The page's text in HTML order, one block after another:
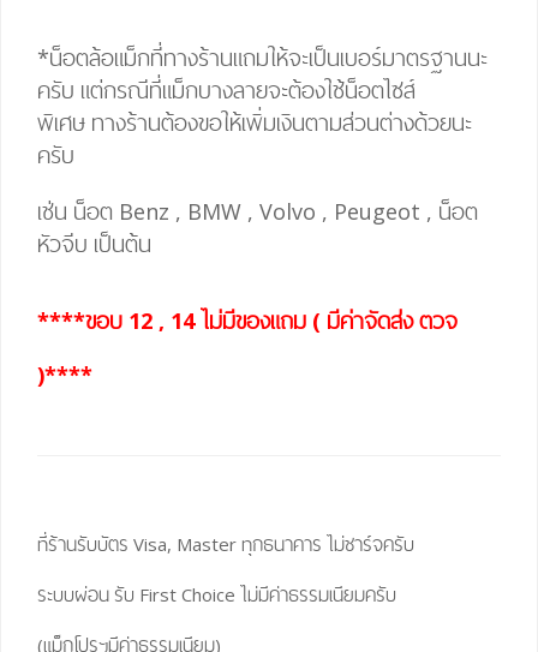
*น็อตล้อแม็กที่ทางร้านแถมให้จะเป็นเบอร์มาตรฐานนะ
ครับ แต่กรณีที่แม็กบางลายจะต้องใช้น็อตไซส์
พิเศษ ทางร้านต้องขอให้เพิ่มเงินตามส่วนต่างด้วยนะ
ครับ
เช่น น็อต Benz , BMW , Volvo , Peugeot , น็อต
หัวจีบ เป็นต้น
****ขอบ 12 , 14 ไม่มีของแถม ( มีค่าจัดส่ง ตวจ
)****
ที่ร้านรับบัตร Visa, Master ทุกธนาคาร ไม่ชาร์จครับ
ระบบผ่อน รับ First Choice ไม่มีค่าธรรมเนียมครับ
(แม็กโปรฯมีค่าธรรมเนียม)